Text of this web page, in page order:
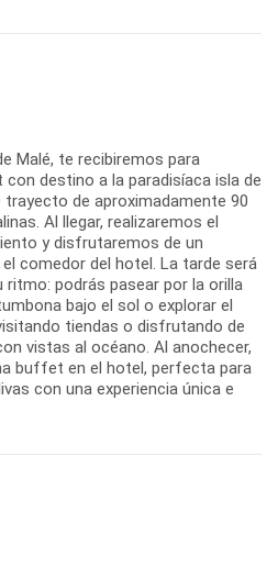
Malé, te recibiremos para
destino a la paradisíaca isla de
de aproximadamente 90
Al llegar, realizaremos el
y disfrutaremos de un
comedor del hotel. La tarde será
ritmo: podrás pasear por la orilla
bajo el sol o explorar el
tiendas o disfrutando de
vistas al océano. Al anochecer,
buffet en el hotel, perfecta para
con una experiencia única e